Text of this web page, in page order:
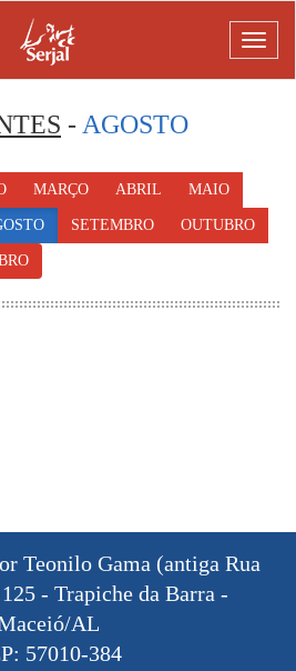
SERJAL
- AGOSTO
MARÇO ABRIL MAIO
SETEMBRO OUTUBRO
Teonilo Gama (antiga Rua
- Trapiche da Barra -
AL
57010-384